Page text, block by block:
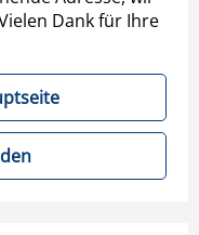
Dank für Ihre